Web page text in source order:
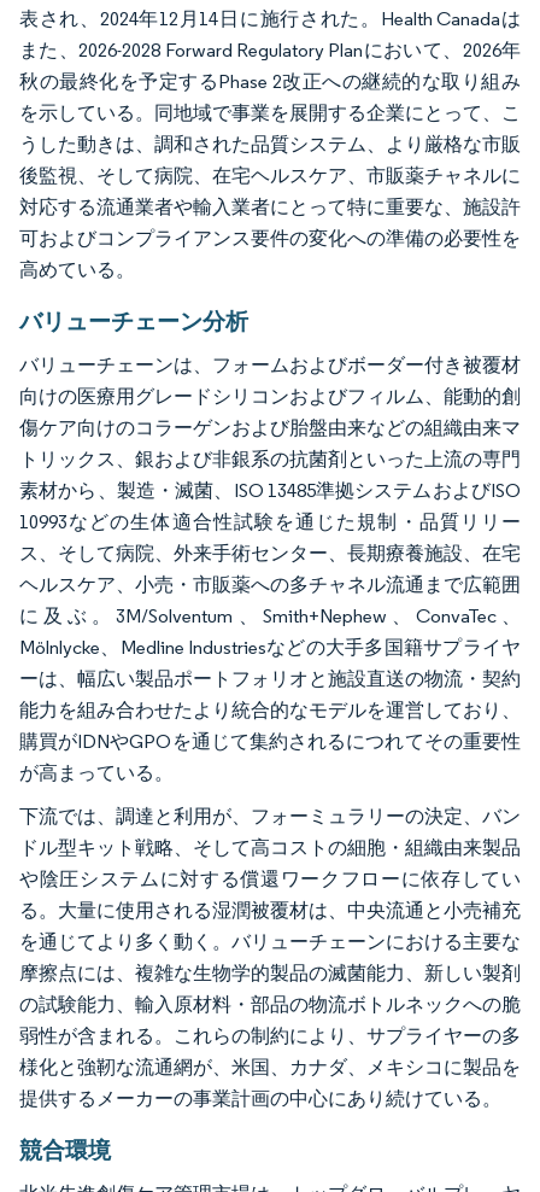
表され、2024年12月14日に施行された。Health Canadaは
また、2026-2028 Forward Regulatory Planにおいて、2026年
秋の最終化を予定するPhase 2改正への継続的な取り組み
を示している。同地域で事業を展開する企業にとって、こ
うした動きは、調和された品質システム、より厳格な市販
後監視、そして病院、在宅ヘルスケア、市販薬チャネルに
対応する流通業者や輸入業者にとって特に重要な、施設許
可およびコンプライアンス要件の変化への準備の必要性を
高めている。
バリューチェーン分析
バリューチェーンは、フォームおよびボーダー付き被覆材
向けの医療用グレードシリコンおよびフィルム、能動的創
傷ケア向けのコラーゲンおよび胎盤由来などの組織由来マ
トリックス、銀および非銀系の抗菌剤といった上流の専門
素材から、製造・滅菌、ISO 13485準拠システムおよびISO
10993などの生体適合性試験を通じた規制・品質リリー
ス、そして病院、外来手術センター、長期療養施設、在宅
ヘルスケア、小売・市販薬への多チャネル流通まで広範囲
に及ぶ。3M/Solventum、Smith+Nephew、ConvaTec、
Mölnlycke、Medline Industriesなどの大手多国籍サプライヤ
ーは、幅広い製品ポートフォリオと施設直送の物流・契約
能力を組み合わせたより統合的なモデルを運営しており、
購買がIDNやGPOを通じて集約されるにつれてその重要性
が高まっている。
下流では、調達と利用が、フォーミュラリーの決定、バン
ドル型キット戦略、そして高コストの細胞・組織由来製品
や陰圧システムに対する償還ワークフローに依存してい
る。大量に使用される湿潤被覆材は、中央流通と小売補充
を通じてより多く動く。バリューチェーンにおける主要な
摩擦点には、複雑な生物学的製品の滅菌能力、新しい製剤
の試験能力、輸入原材料・部品の物流ボトルネックへの脆
弱性が含まれる。これらの制約により、サプライヤーの多
様化と強靭な流通網が、米国、カナダ、メキシコに製品を
提供するメーカーの事業計画の中心にあり続けている。
競合環境